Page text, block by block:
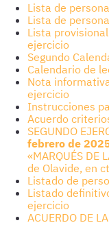
Lista de
Lista de
Lista
ejercicio
Segundo
Calendario de
Nota
ejercicio
Instrucciones
Acuerdo
SEGUNDO
febrero de
«MARQUÉS DE
de Olavide, en
Listado de
Listado
ejercicio
ACUERDO DE